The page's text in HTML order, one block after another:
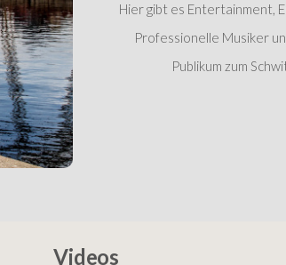
Hier gibt es Entertainment,
Professionelle Musiker
Publikum zum
Videos